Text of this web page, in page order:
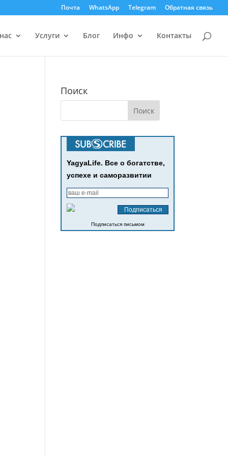
Почта WhatsApp Telegram Обратная связь
Услуги Блог Инфо Контакты
Поиск
YagyaLife. Все о богатстве,
успехе и саморазвитии
Подписаться письмом